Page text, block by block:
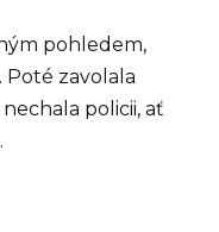
pohledem,
Poté zavolala
policii, ať